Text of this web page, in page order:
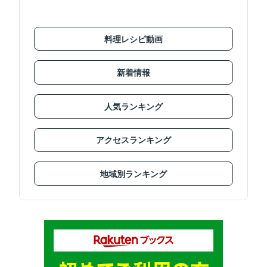
料理レシピ動画
新着情報
人気ランキング
アクセスランキング
地域別ランキング